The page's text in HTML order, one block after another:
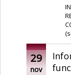
29
nov
Información posta en